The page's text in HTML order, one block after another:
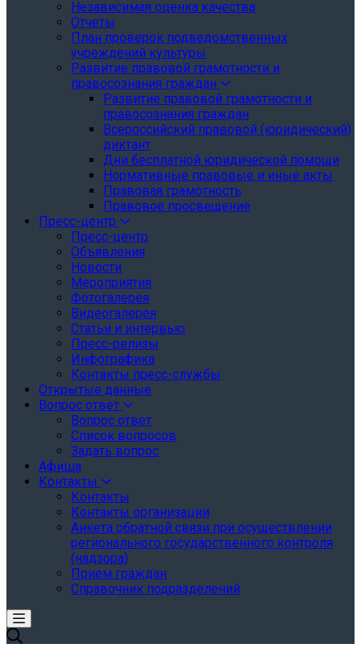
Независимая оценка качества
Отчеты
План проверок подведомственных
учреждений культуры
Развитие правовой грамотности и
правосознания граждан
Развитие правовой грамотности и
правосознания граждан
Всероссийский правовой (юридический)
диктант
Дни бесплатной юридической помощи
Нормативные правовые и иные акты
Правовая грамотность
Правовое просвещение
Пресс-центр
Пресс-центр
Объявления
Новости
Мероприятия
Фотогалерея
Видеогалерея
Статьи и интервью
Пресс-релизы
Инфографика
Контакты пресс-службы
Открытые данные
Вопрос ответ
Вопрос ответ
Список вопросов
Задать вопрос
Афиша
Контакты
Контакты
Контакты организации
Анкета обратной связи при осуществлении
регионального государственного контроля
(надзора)
Прием граждан
Справочник подразделений